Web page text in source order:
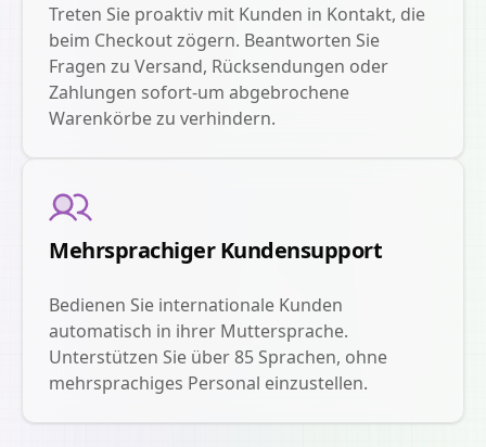
Treten Sie proaktiv mit Kunden in Kontakt, die
beim Checkout zögern. Beantworten Sie
Fragen zu Versand, Rücksendungen oder
Zahlungen sofort-um abgebrochene
Warenkörbe zu verhindern.
Mehrsprachiger Kundensupport
Bedienen Sie internationale Kunden
automatisch in ihrer Muttersprache.
Unterstützen Sie über 85 Sprachen, ohne
mehrsprachiges Personal einzustellen.